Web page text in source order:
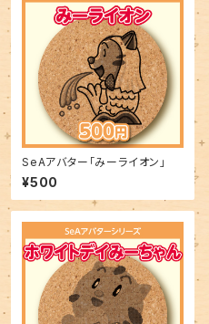
SeAアバター「みーライオン」
¥500